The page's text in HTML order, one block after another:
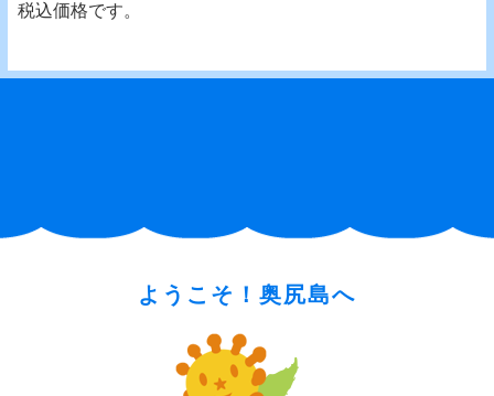
税込価格です。
ようこそ！奥尻島へ